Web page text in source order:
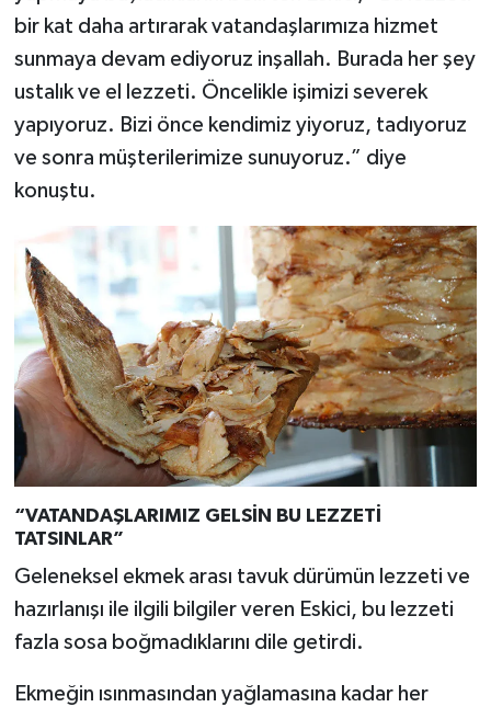
bir kat daha artırarak vatandaşlarımıza hizmet
sunmaya devam ediyoruz inşallah. Burada her şey
ustalık ve el lezzeti. Öncelikle işimizi severek
yapıyoruz. Bizi önce kendimiz yiyoruz, tadıyoruz
ve sonra müşterilerimize sunuyoruz.” diye
konuştu.
“VATANDAŞLARIMIZ GELSİN BU LEZZETİ
TATSINLAR”
Geleneksel ekmek arası tavuk dürümün lezzeti ve
hazırlanışı ile ilgili bilgiler veren Eskici, bu lezzeti
fazla sosa boğmadıklarını dile getirdi.
Ekmeğin ısınmasından yağlamasına kadar her